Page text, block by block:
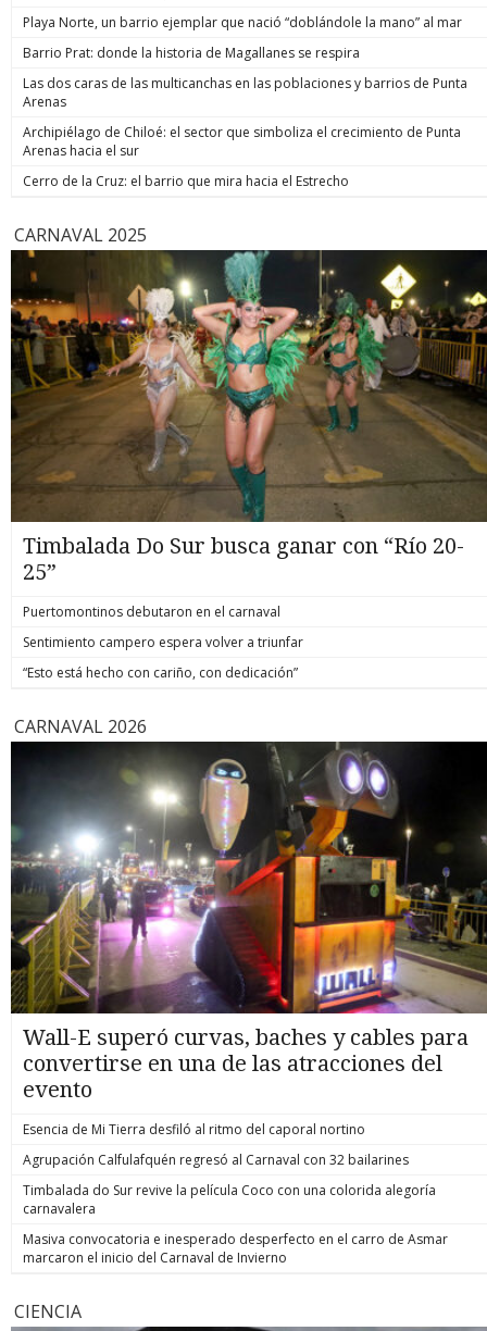
de estos
hoy está
todos los
anunció
Playa Norte, un barrio ejemplar que nació “doblándole la mano” al mar
Barrio Prat: donde la historia de Magallanes se respira
Las dos caras de las multicanchas en las poblaciones y barrios de Punta
Arenas
Archipiélago de Chiloé: el sector que simboliza el crecimiento de Punta
Arenas hacia el sur
Cerro de la Cruz: el barrio que mira hacia el Estrecho
CARNAVAL 2025
Timbalada Do Sur busca ganar con “Río 20-
25”
Puertomontinos debutaron en el carnaval
Sentimiento campero espera volver a triunfar
“Esto está hecho con cariño, con dedicación”
CARNAVAL 2026
Wall-E superó curvas, baches y cables para
convertirse en una de las atracciones del
evento
Esencia de Mi Tierra desfiló al ritmo del caporal nortino
Agrupación Calfulafquén regresó al Carnaval con 32 bailarines
Timbalada do Sur revive la película Coco con una colorida alegoría
carnavalera
Masiva convocatoria e inesperado desperfecto en el carro de Asmar
marcaron el inicio del Carnaval de Invierno
CIENCIA